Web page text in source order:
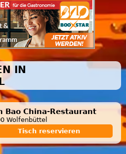
IN
Bao China-Restaurant
Wolfenbüttel
Tisch reservieren